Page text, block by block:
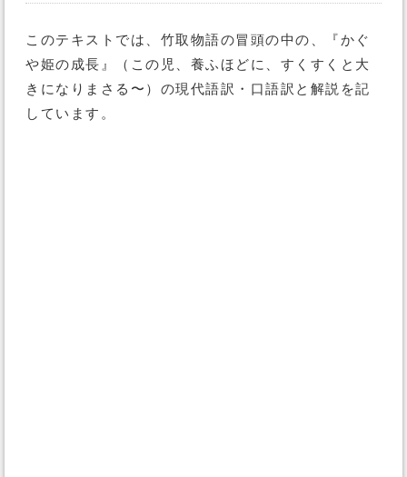
このテキストでは、竹取物語の冒頭の中の、『かぐ
や姫の成長』（この児、養ふほどに、すくすくと大
きになりまさる〜）の現代語訳・口語訳と解説を記
しています。